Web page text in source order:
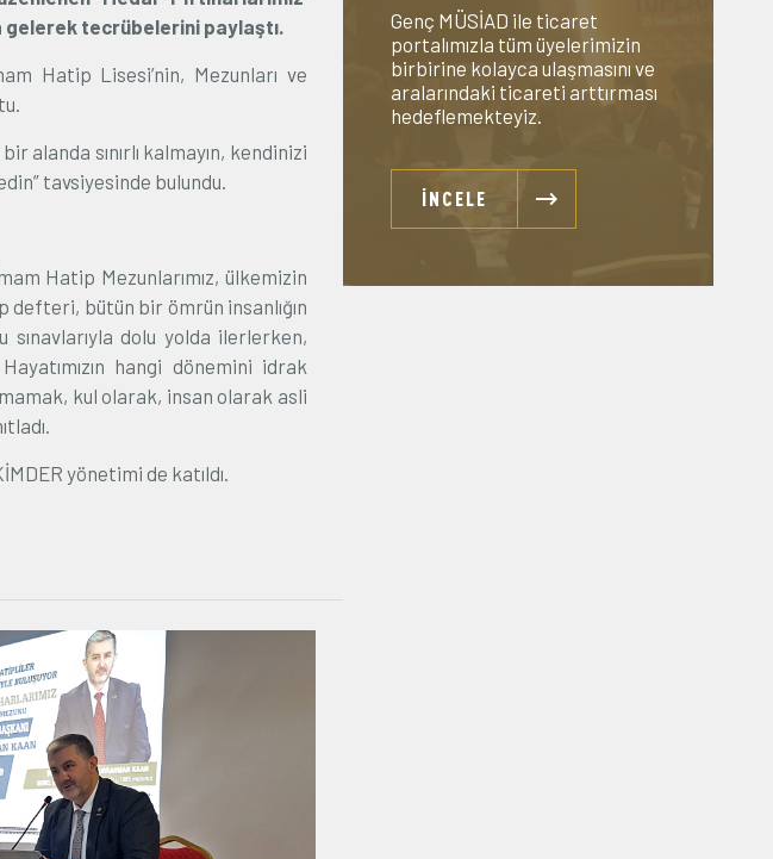
gelerek tecrübelerini paylaştı.
Hatip Lisesi’nin, Mezunları ve
alanda sınırlı kalmayın, kendinizi
tavsiyesinde bulundu.
Hatip Mezunlarımız, ülkemizin
defteri, bütün bir ömrün insanlığın
dolu yolda ilerlerken,
hangi dönemini idrak
kul olarak, insan olarak asli
yönetimi de katıldı.
Genç MÜSİAD ile ticaret
portalımızla tüm üyelerimizin
birbirine kolayca ulaşmasını ve
aralarındaki ticareti arttırması
hedeflemekteyiz.
İNCELE